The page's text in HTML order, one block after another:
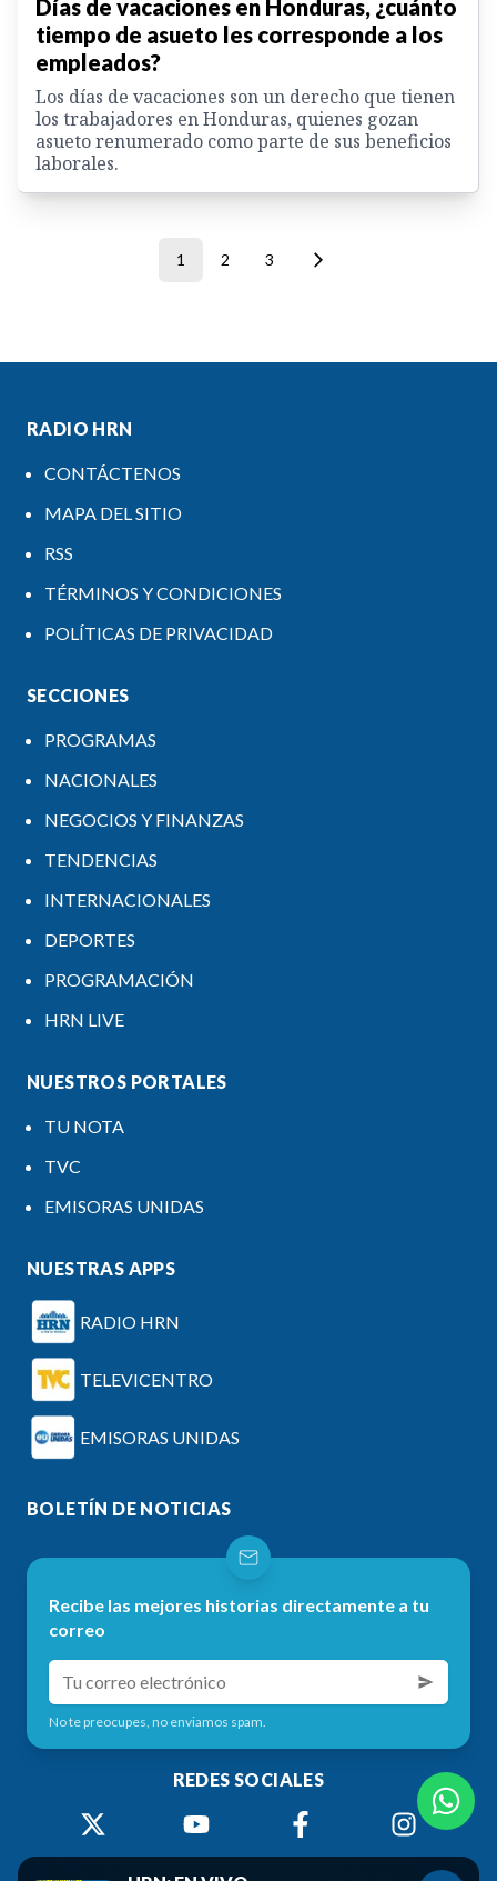
Días de vacaciones en Honduras, ¿cuánto
tiempo de asueto les corresponde a los
empleados?
Los días de vacaciones son un derecho que tienen
los trabajadores en Honduras, quienes gozan
asueto renumerado como parte de sus beneficios
laborales.
1 2 3
RADIO HRN
CONTÁCTENOS
MAPA DEL SITIO
RSS
TÉRMINOS Y CONDICIONES
POLÍTICAS DE PRIVACIDAD
SECCIONES
PROGRAMAS
NACIONALES
NEGOCIOS Y FINANZAS
TENDENCIAS
INTERNACIONALES
DEPORTES
PROGRAMACIÓN
HRN LIVE
NUESTROS PORTALES
TU NOTA
TVC
EMISORAS UNIDAS
NUESTRAS APPS
RADIO HRN
TELEVICENTRO
EMISORAS UNIDAS
BOLETÍN DE NOTICIAS
Recibe las mejores historias directamente a tu
correo
No te preocupes, no enviamos spam.
REDES SOCIALES